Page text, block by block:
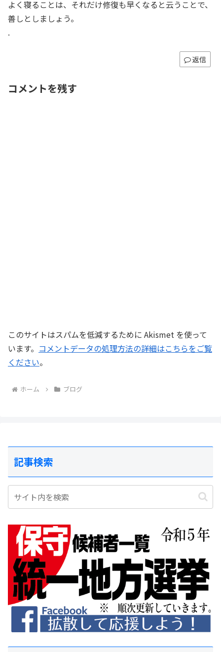
よく寝ることは、それだけ修復も早くなると云うことで、
善しとしましょう。
.
返信
コメントを残す
このサイトはスパムを低減するために Akismet を使って
います。 コメントデータの処理方法の詳細はこちらをご覧
ください。
ホーム ブログ
記事検索